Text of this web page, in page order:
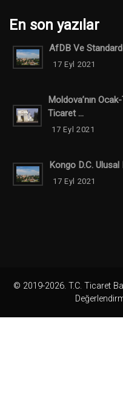
En son yazılar
AfDB Ve
17 Eyl 2021
Moldova’nın
Ticaret ...
17 Eyl 2021
Kongo D.C.
17 Eyl 2021
© 2019-2026. T.C. Ticaret